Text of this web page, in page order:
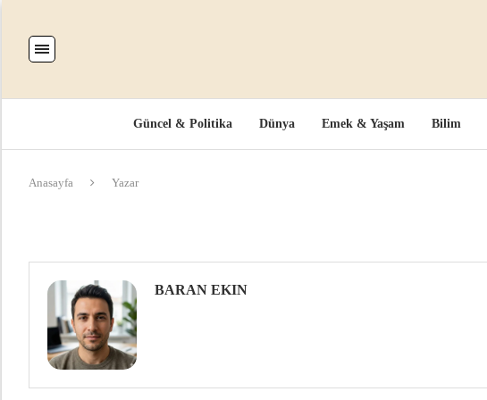
Güncel & Politika Dünya Emek & Yaşam Bilim
Anasayfa Yazar
BARAN EKIN